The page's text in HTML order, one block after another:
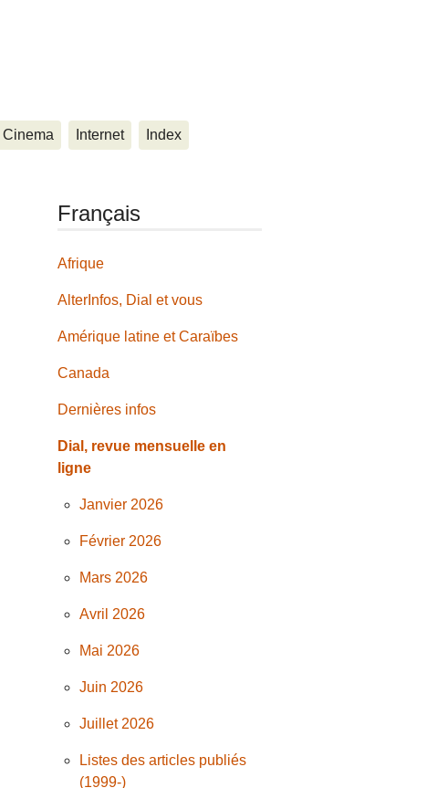
Cinema Internet Index
Français
Afrique
AlterInfos, Dial et vous
Amérique latine et Caraïbes
Canada
Dernières infos
Dial, revue mensuelle en
ligne
Janvier 2026
Février 2026
Mars 2026
Avril 2026
Mai 2026
Juin 2026
Juillet 2026
Listes des articles publiés
(1999-)